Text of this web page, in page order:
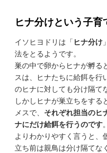
ヒナ分けという子育
イソヒヨドリは「 ヒナ分け
法をとるようです。
巣の中で卵からヒナが孵る
スは、ヒナたちに給餌を行
のヒナに対しても分け隔て
しかしヒナが巣立ちをする
メスで、 それぞれ担当のヒ
ナにだけ給餌を行うのです。
よりわかりやすく言うと、
立ち前は親鳥は分け隔てな